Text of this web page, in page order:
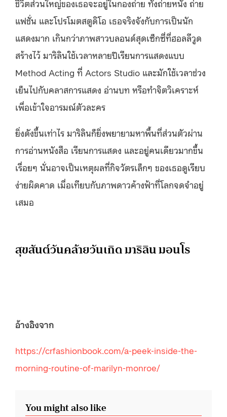
ชีวิตส่วนใหญ่ของเธอจะอยู่ในกองถ่าย ทั้งถ่ายหนัง ถ่าย
แฟชั่น และโปรโมตสตูดิโอ เธอจริงจังกับการเป็นนัก
แสดงมาก เกินกว่าภาพสาวบลอนด์สุดเซ็กซี่ที่ฮอลลีวูด
สร้างไว้ มาริลินใช้เวลาหลายปีเรียนการแสดงแบบ
Method Acting ที่ Actors Studio และมักใช้เวลาช่วง
เย็นไปกับคลาสการแสดง อ่านบท หรือทำจิตวิเคราะห์
เพื่อเข้าใจอารมณ์ตัวละคร
ยิ่งดังขึ้นเท่าไร มาริลินก็ยิ่งพยายามหาพื้นที่ส่วนตัวผ่าน
การอ่านหนังสือ เรียนการแสดง และอยู่คนเดียวมากขึ้น
เรื่อยๆ นั่นอาจเป็นเหตุผลที่กิจวัตรเล็กๆ ของเธอดูเรียบ
ง่ายผิดคาด เมื่อเทียบกับภาพดาวค้างฟ้าที่โลกจดจำอยู่
เสมอ
สุขสันต์วันคล้ายวันเกิด มาริลิน มอนโร
อ้างอิงจาก
https://crfashionbook.com/a-peek-inside-the-
morning-routine-of-marilyn-monroe/
You might also like